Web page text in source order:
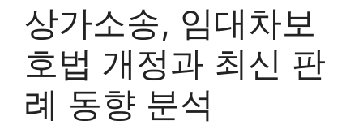
상가소송, 임대차보
호법 개정과 최신 판
례 동향 분석